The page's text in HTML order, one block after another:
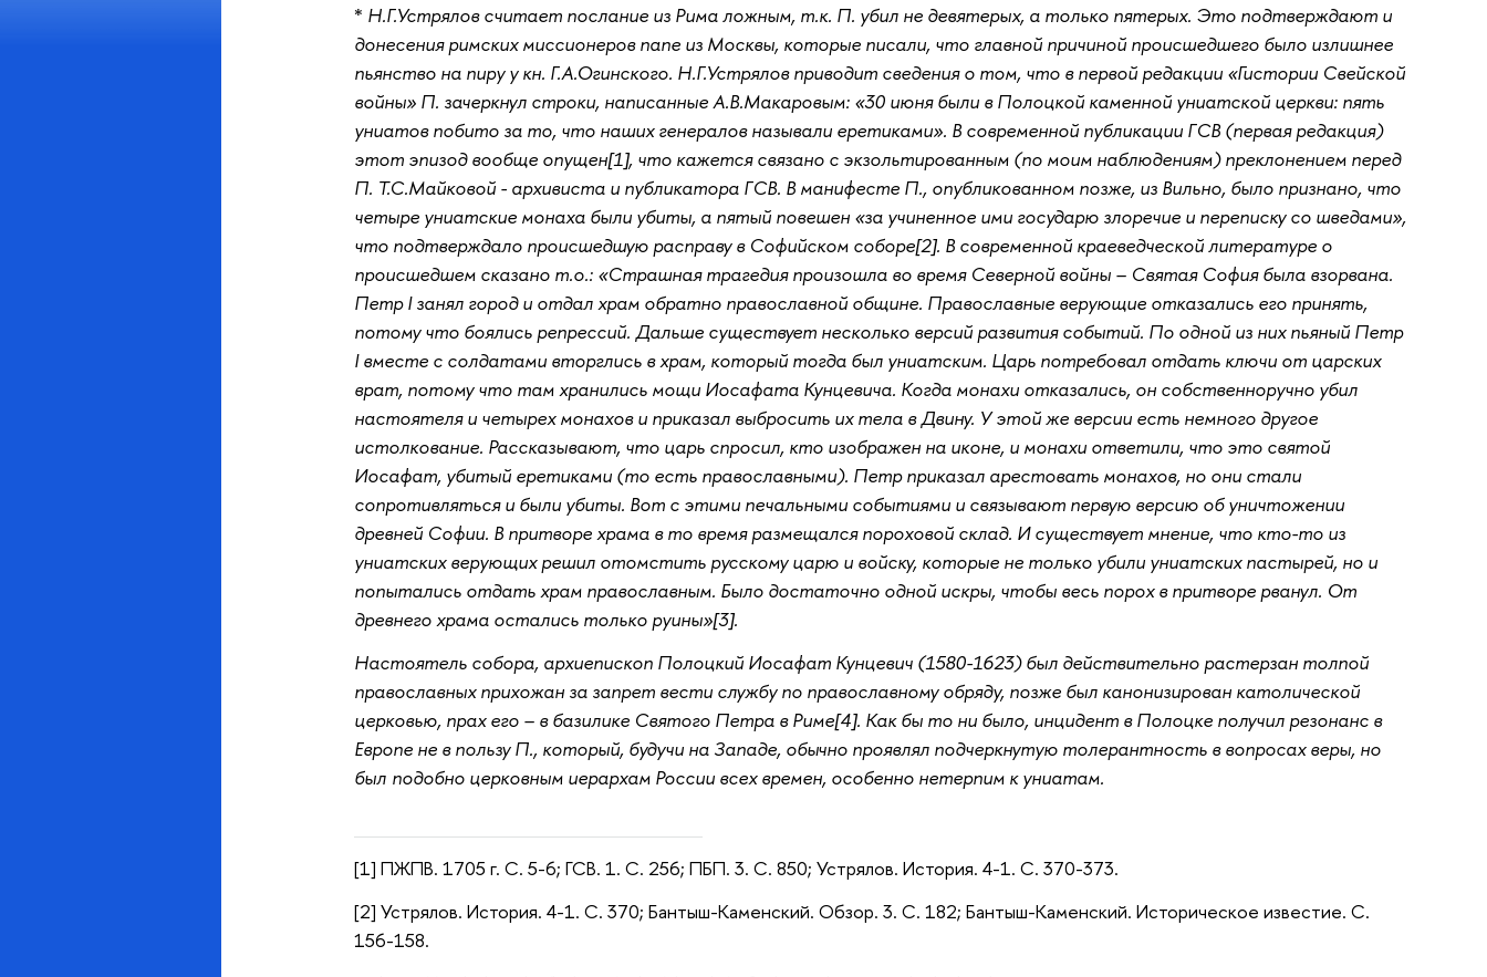
* Н.Г.Устрялов считает послание из Рима ложным, т.к. П. убил не девятерых, а только пятерых. Это подтверждают и
донесения римских миссионеров папе из Москвы, которые писали, что главной причиной происшедшего было излишнее
пьянство на пиру у кн. Г.А.Огинского. Н.Г.Устрялов приводит сведения о том, что в первой редакции «Гистории Свейской
войны» П. зачеркнул строки, написанные А.В.Макаровым: «30 июня были в Полоцкой каменной униатской церкви: пять
униатов побито за то, что наших генералов называли еретиками». В современной публикации ГСВ (первая редакция)
этот эпизод вообще опущен[1], что кажется связано с экзольтированным (по моим наблюдениям) преклонением перед
П. Т.С.Майковой - архивиста и публикатора ГСВ. В манифесте П., опубликованном позже, из Вильно, было признано, что
четыре униатские монаха были убиты, а пятый повешен «за учиненное ими государю злоречие и переписку со шведами»,
что подтверждало происшедшую расправу в Софийском соборе[2]. В современной краеведческой литературе о
происшедшем сказано т.о.: «Страшная трагедия произошла во время Северной войны – Святая София была взорвана.
Петр I занял город и отдал храм обратно православной общине. Православные верующие отказались его принять,
потому что боялись репрессий. Дальше существует несколько версий развития событий. По одной из них пьяный Петр
I вместе с солдатами вторглись в храм, который тогда был униатским. Царь потребовал отдать ключи от царских
врат, потому что там хранились мощи Иосафата Кунцевича. Когда монахи отказались, он собственноручно убил
настоятеля и четырех монахов и приказал выбросить их тела в Двину. У этой же версии есть немного другое
истолкование. Рассказывают, что царь спросил, кто изображен на иконе, и монахи ответили, что это святой
Иосафат, убитый еретиками (то есть православными). Петр приказал арестовать монахов, но они стали
сопротивляться и были убиты. Вот с этими печальными событиями и связывают первую версию об уничтожении
древней Софии. В притворе храма в то время размещался пороховой склад. И существует мнение, что кто-то из
униатских верующих решил отомстить русскому царю и войску, которые не только убили униатских пастырей, но и
попытались отдать храм православным. Было достаточно одной искры, чтобы весь порох в притворе рванул. От
древнего храма остались только руины»[3].
Настоятель собора, архиепископ Полоцкий Иосафат Кунцевич (1580-1623) был действительно растерзан толпой
православных прихожан за запрет вести службу по православному обряду, позже был канонизирован католической
церковью, прах его – в базилике Святого Петра в Риме[4]. Как бы то ни было, инцидент в Полоцке получил резонанс в
Европе не в пользу П., который, будучи на Западе, обычно проявлял подчеркнутую толерантность в вопросах веры, но
был подобно церковным иерархам России всех времен, особенно нетерпим к униатам.
[1] ПЖПВ. 1705 г. С. 5-6; ГСВ. 1. С. 256; ПБП. 3. С. 850; Устрялов. История. 4-1. С. 370-373.
[2] Устрялов. История. 4-1. С. 370; Бантыш-Каменский. Обзор. 3. С. 182; Бантыш-Каменский. Историческое известие. С.
156-158.